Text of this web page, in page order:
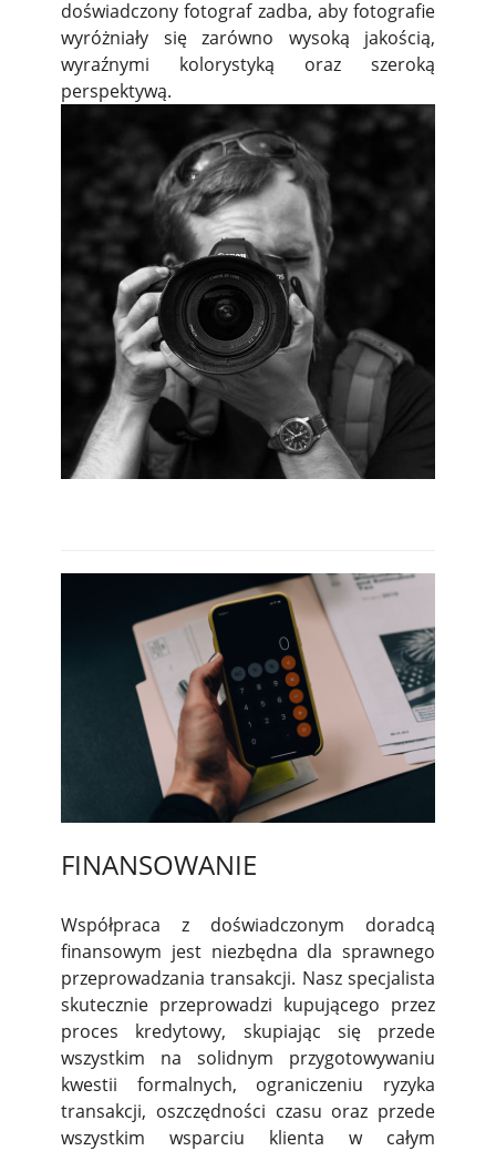
doświadczony fotograf zadba, aby fotografie
wyróżniały się zarówno wysoką jakością,
wyraźnymi kolorystyką oraz szeroką
perspektywą.
FINANSOWANIE
Współpraca z doświadczonym doradcą
finansowym jest niezbędna dla sprawnego
przeprowadzania transakcji. Nasz specjalista
skutecznie przeprowadzi kupującego przez
proces kredytowy, skupiając się przede
wszystkim na solidnym przygotowywaniu
kwestii formalnych, ograniczeniu ryzyka
transakcji, oszczędności czasu oraz przede
wszystkim wsparciu klienta w całym